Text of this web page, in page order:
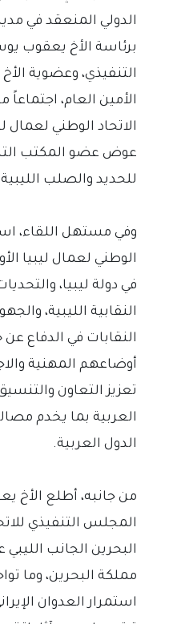
الدولي المنعقد في
برئاسة الأخ يعقوب
التنفيذي، وعضوية
الأمين العام،
الاتحاد الوطني لعمال
عوض عضو المكتب
للحديد والصلب
وفي مستهل اللقاء،
الوطني لعمال ليبيا
في دولة ليبيا،
النقابية الليبية،
النقابات في الدفاع
أوضاعهم المهنية
تعزيز التعاون
العربية بما يخدم
الدول العربية.
من جانبه، أطلع
المجلس التنفيذي
البحرين الجانب
مملكة البحرين، وما
استمرار العدوان